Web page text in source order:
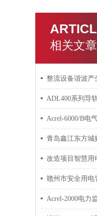
相关文章
整流设备谐波产
改造项目智慧用